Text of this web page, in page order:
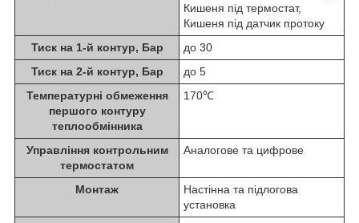
Кишеня під термостат,
Кишеня під датчик протоку
Тиск на 1-й контур, Бар
до 30
Тиск на 2-й контур, Бар
до 5
Температурні обмеження
першого контуру
теплообмінника
170℃
Управління контрольним
термостатом
Аналогове та цифрове
Монтаж
Настінна та підлогова
установка